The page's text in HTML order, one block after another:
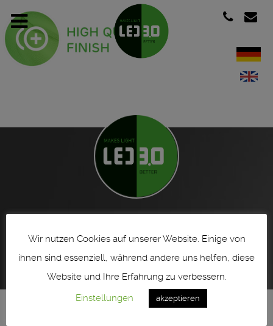
761 966 - 0 ° vertrieb@led30.de ° www.led30.de
Impressum | imprint
Wir nutzen Cookies auf unserer Website. Einige von
ihnen sind essenziell, während andere uns helfen, diese
Website und Ihre Erfahrung zu verbessern.
Einstellungen
akzeptieren